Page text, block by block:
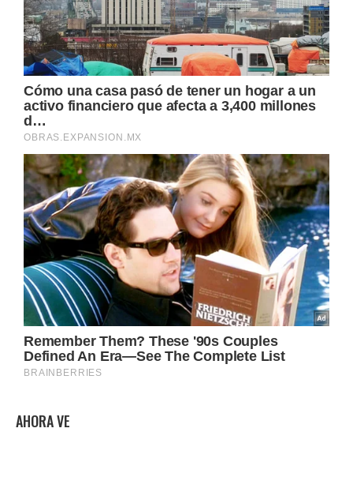
AHORA VE